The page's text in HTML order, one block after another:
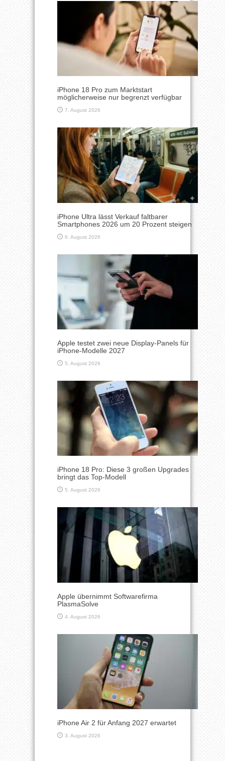
iPhone 18 Pro zum Marktstart
möglicherweise nur begrenzt verfügbar
7. August 2026
iPhone Ultra lässt Verkauf faltbarer
Smartphones 2026 um 20 Prozent steigen
6. August 2026
Apple testet zwei neue Display-Panels für
iPhone-Modelle 2027
5. August 2026
iPhone 18 Pro: Diese 3 großen Upgrades
bringt das Top-Modell
5. August 2026
Apple übernimmt Softwarefirma
PlasmaSolve
4. August 2026
iPhone Air 2 für Anfang 2027 erwartet
3. August 2026